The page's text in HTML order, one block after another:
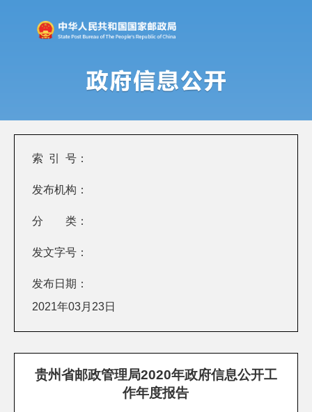
索 引 号：
发布机构：
分 类：
发文字号：
发布日期：
2021年03月23日
贵州省邮政管理局2020年政府信息公开工
作年度报告